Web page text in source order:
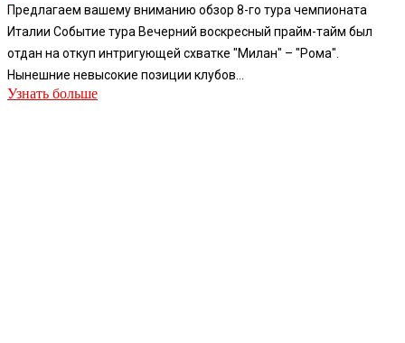
Предлагаем вашему вниманию обзор 8-го тура чемпионата
Италии Событие тура Вечерний воскресный прайм-тайм был
отдан на откуп интригующей схватке "Милан" – "Рома".
Нынешние невысокие позиции клубов...
Узнать больше